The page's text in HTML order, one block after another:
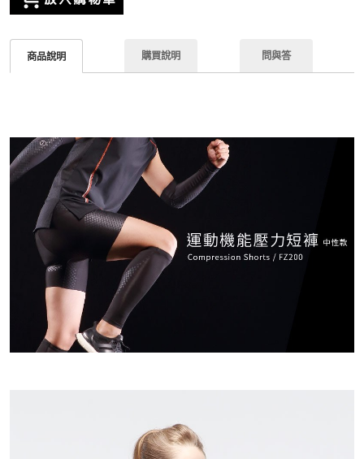
商品說明 購買說明 問與答